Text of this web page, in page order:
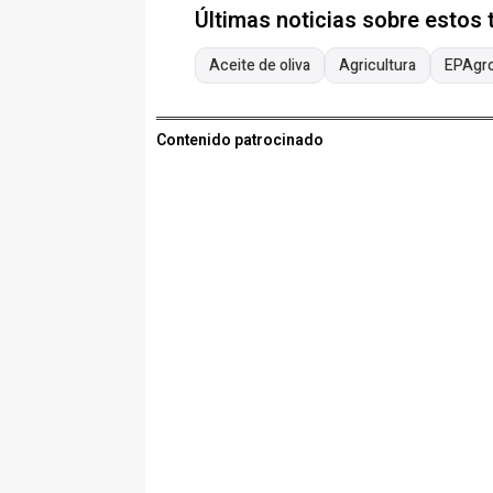
Últimas noticias sobre estos
Aceite de oliva Agricultura
Contenido patrocinado